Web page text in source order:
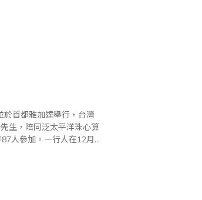
於首都雅加達舉行，台灣
生，陪同泛太平洋珠心算
人參加。一行人在12月